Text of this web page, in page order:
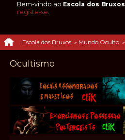
Bem-vindo ao Escola dos Bruxos
registe-se.
Escola dos Bruxos » Mundo Oculto »
Ocultismo